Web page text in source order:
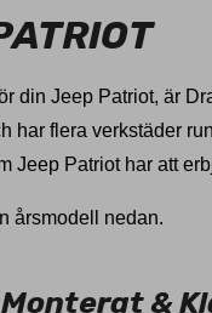
din Jeep Patriot, är
har flera verkstäder
Jeep Patriot har att
årsmodell nedan.
Monterat &